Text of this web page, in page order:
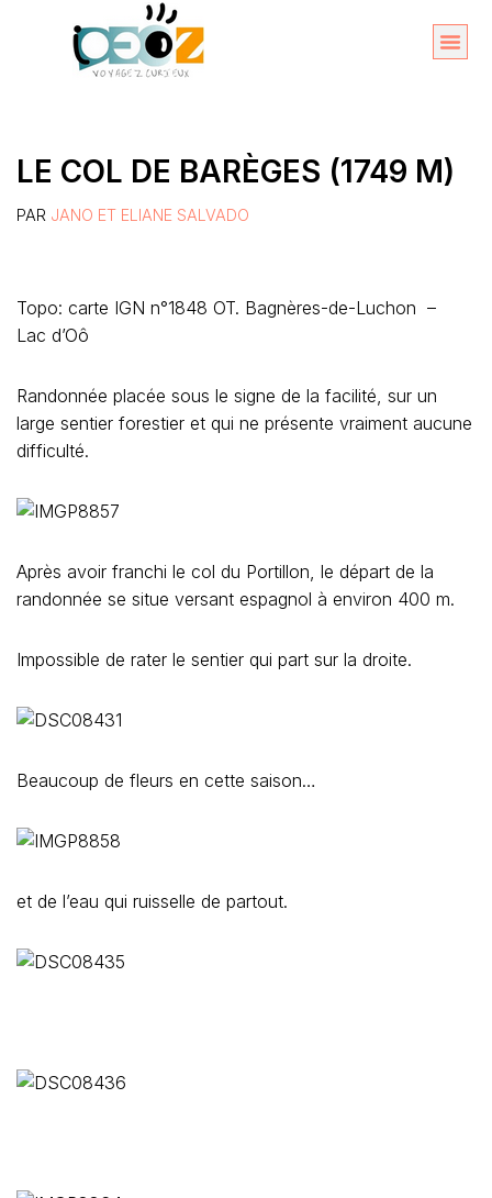
LE COL DE BARÈGES (1749 M)
PAR JANO ET ELIANE SALVADO
Topo: carte IGN n°1848 OT. Bagnères-de-Luchon –
Lac d’Oô
Randonnée placée sous le signe de la facilité, sur un
large sentier forestier et qui ne présente vraiment aucune
difficulté.
Après avoir franchi le col du Portillon, le départ de la
randonnée se situe versant espagnol à environ 400 m.
Impossible de rater le sentier qui part sur la droite.
Beaucoup de fleurs en cette saison…
et de l’eau qui ruisselle de partout.